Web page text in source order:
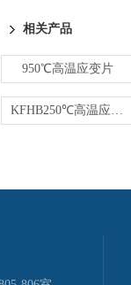
相关产品
950℃高温应变片
KFHB250℃高温应变片